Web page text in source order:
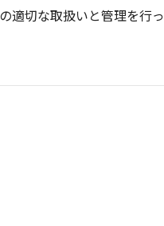
適切な取扱いと管理を行っ